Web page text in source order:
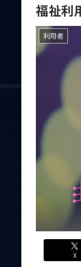
福祉利
利用者
X